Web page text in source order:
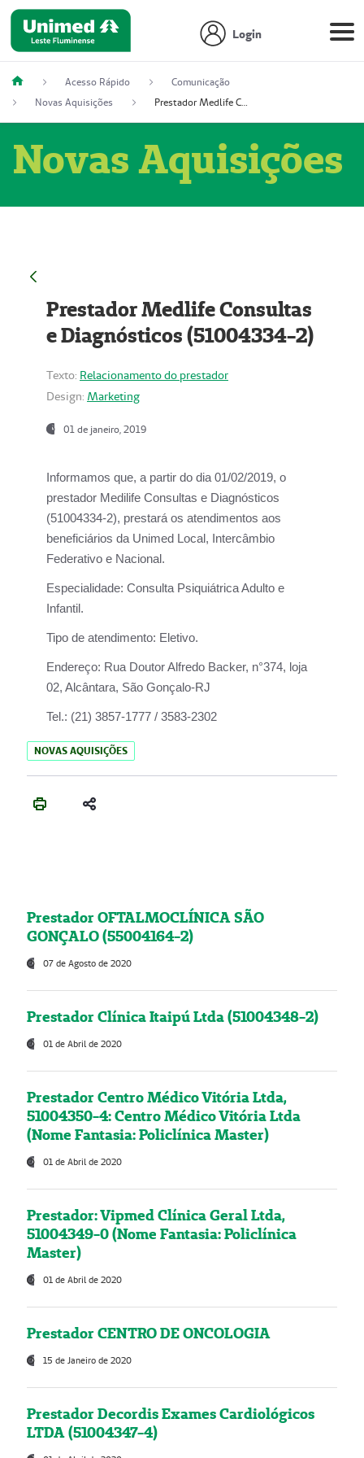
Login
Acesso Rápido
Comunicação
Novas Aquisições
Prestador Medlife Consultas e Diagnósticos (51004334-2)
Novas Aquisições
Prestador Medlife Consultas
e Diagnósticos (51004334-2)
Texto: Relacionamento do prestador
Design: Marketing
01 de janeiro, 2019
Informamos que, a partir do dia 01/02/2019, o
prestador Medilife Consultas e Diagnósticos
(51004334-2), prestará os atendimentos aos
beneficiários da Unimed Local, Intercâmbio
Federativo e Nacional.
Especialidade: Consulta Psiquiátrica Adulto e
Infantil.
Tipo de atendimento: Eletivo.
Endereço: Rua Doutor Alfredo Backer, n°374, loja
02, Alcântara, São Gonçalo-RJ
Tel.: (21) 3857-1777 / 3583-2302
NOVAS AQUISIÇÕES
Prestador OFTALMOCLÍNICA SÃO
GONÇALO (55004164-2)
07 de Agosto de 2020
Prestador Clínica Itaipú Ltda (51004348-2)
01 de Abril de 2020
Prestador Centro Médico Vitória Ltda,
51004350-4: Centro Médico Vitória Ltda
(Nome Fantasia: Policlínica Master)
01 de Abril de 2020
Prestador: Vipmed Clínica Geral Ltda,
51004349-0 (Nome Fantasia: Policlínica
Master)
01 de Abril de 2020
Prestador CENTRO DE ONCOLOGIA
15 de Janeiro de 2020
Prestador Decordis Exames Cardiológicos
LTDA (51004347-4)